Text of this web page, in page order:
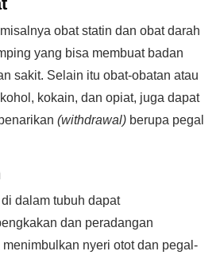
obat statin dan obat darah
yang bisa membuat badan
sakit. Selain itu obat-obatan atau
kokain, dan opiat, juga dapat
(withdrawal) berupa pegal
dalam tubuh dapat
dan peradangan
nyeri otot dan pegal-